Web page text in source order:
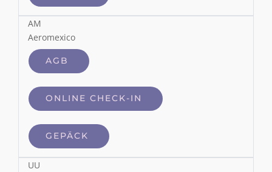
AM
Aeromexico
AGB
ONLINE CHECK-IN
GEPÄCK
UU